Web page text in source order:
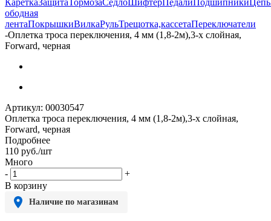
ободная
лентаПокрышкиВилкаРульТрещотка,кассетаПереключатели
-Оплетка троса переключения, 4 мм (1,8-2м),3-х слойная,
Forward, черная
Артикул: 00030547
Оплетка троса переключения, 4 мм (1,8-2м),3-х слойная,
Forward, черная
Подробнее
110 руб./шт
Много
-
+
В корзину
Наличие по магазинам